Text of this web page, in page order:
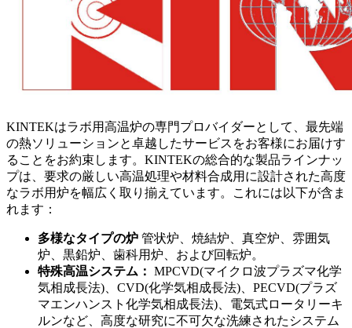
KINTEKはラボ用高温炉の専門プロバイダーとして、最先端
の熱ソリューションと卓越したサービスをお客様にお届けす
ることをお約束します。KINTEKの総合的な製品ラインナッ
プは、要求の厳しい高温処理や材料合成用に設計された高度
なラボ用炉を幅広く取り揃えています。これには以下が含ま
れます：
多様なタイプの炉 管状炉、焼結炉、真空炉、雰囲気
炉、黒鉛炉、歯科用炉、および回転炉。
特殊高温システム： MPCVD(マイクロ波プラズマ化学
気相成長法)、CVD(化学気相成長法)、PECVD(プラズ
マエンハンスト化学気相成長法)、電気式ロータリーキ
ルンなど、高度な研究に不可欠な洗練されたシステム